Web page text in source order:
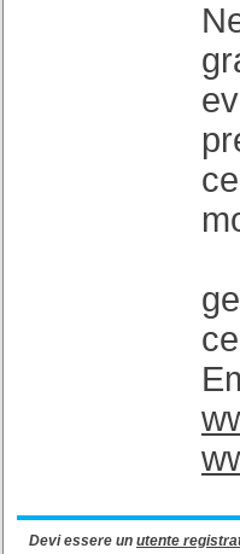
Devi essere un utente